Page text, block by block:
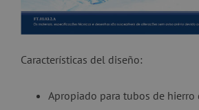
Características del diseño:
Apropiado para tubos de hierro